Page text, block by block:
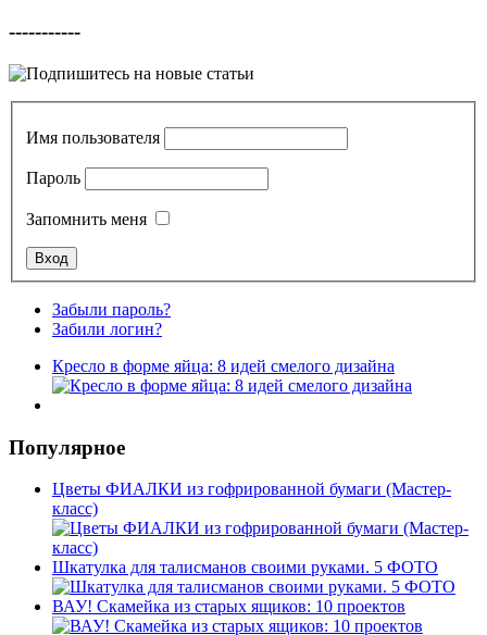
-----------
Имя пользователя
Пароль
Запомнить меня
Забыли пароль?
Забили логин?
Кресло в форме яйца: 8 идей смелого дизайна
Популярное
Цветы ФИАЛКИ из гофрированной бумаги (Мастер-
класс)
Шкатулка для талисманов своими руками. 5 ФОТО
ВАУ! Скамейка из старых ящиков: 10 проектов